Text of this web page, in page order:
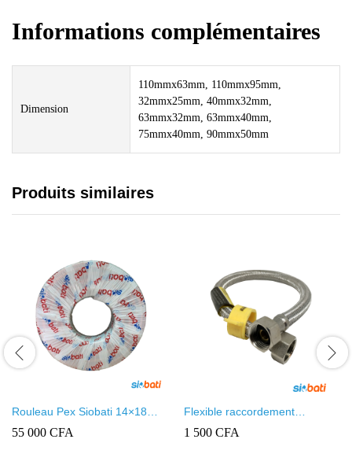
Informations complémentaires
Dimension
110mmx63mm, 110mmx95mm,
32mmx25mm, 40mmx32mm,
63mmx32mm, 63mmx40mm,
75mmx40mm, 90mmx50mm
Produits similaires
Rouleau Pex Siobati 14×18
100 Mètres lourd – High
Quality
55 000 CFA
Flexible raccordement
15x15mm FF
1 500 CFA